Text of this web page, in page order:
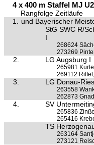
4 x 400 m Staffel MJ
Rangfolge Zeitläufe
1.
und Bayerischer
StG SWC R/
I
268624
273269
2. LG Augsburg I
265981
269112
3. LG Donau-
263558
262873
4. SV
265836
265416
TS
263164
273121